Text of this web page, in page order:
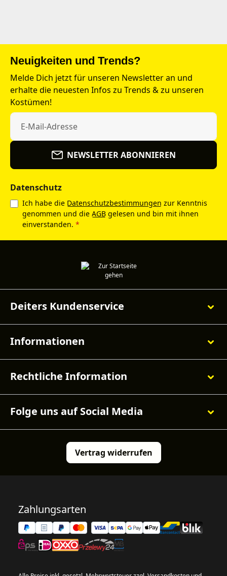
Neuigkeiten und Trends?
Melde Dich jetzt für unseren Newsletter an und
erhalte die neuesten Infos zu Trends & zu unseren
Kostümen!
NEWSLETTER ABONNIEREN
Datenschutz
Ich habe die Datenschutzbestimmungen zur Kenntnis
genommen und die AGB gelesen und bin mit ihnen
einverstanden. *
Deiters Kundenservice
Informationen
Rechtliche Information
Folge uns auf Social Media
Vertrag widerrufen
Zahlungsarten